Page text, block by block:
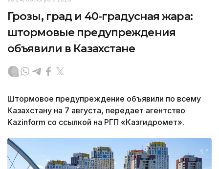
Грозы, град и 40-градусная жара:
штормовые предупреждения
объявили в Казахстане
Штормовое предупреждение объявили по всему
Казахстану на 7 августа, передает агентство
Kazinform со ссылкой на РГП «Казгидромет».